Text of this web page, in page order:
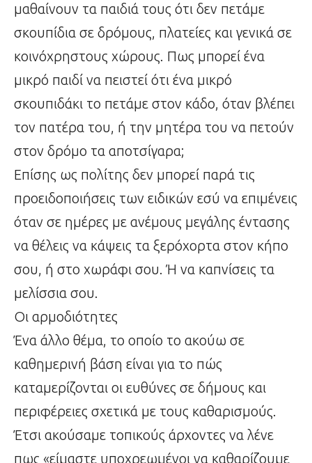
μαθαίνουν τα παιδιά τους ότι δεν πετάμε
σκουπίδια σε δρόμους, πλατείες και γενικά σε
κοινόχρηστους χώρους. Πως μπορεί ένα
μικρό παιδί να πειστεί ότι ένα μικρό
σκουπιδάκι το πετάμε στον κάδο, όταν βλέπει
τον πατέρα του, ή την μητέρα του να πετούν
στον δρόμο τα αποτσίγαρα;
Επίσης ως πολίτης δεν μπορεί παρά τις
προειδοποιήσεις των ειδικών εσύ να επιμένεις
όταν σε ημέρες με ανέμους μεγάλης έντασης
να θέλεις να κάψεις τα ξερόχορτα στον κήπο
σου, ή στο χωράφι σου. Ή να καπνίσεις τα
μελίσσια σου.
Οι αρμοδιότητες
Ένα άλλο θέμα, το οποίο το ακούω σε
καθημερινή βάση είναι για το πώς
καταμερίζονται οι ευθύνες σε δήμους και
περιφέρειες σχετικά με τους καθαρισμούς.
Έτσι ακούσαμε τοπικούς άρχοντες να λένε
πως «είμαστε υποχρεωμένοι να καθαρίζουμε